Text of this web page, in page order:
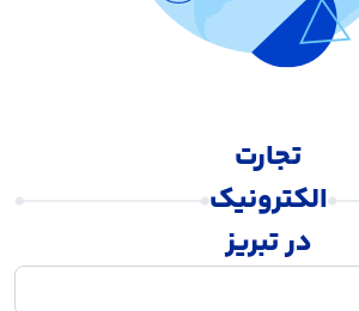
تجارت
الکترونیک
در تبریز